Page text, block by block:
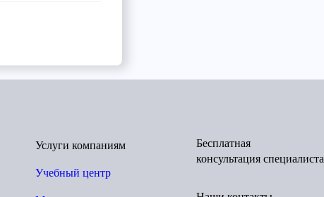
Услуги компаниям
Учебный центр
Бесплатная
консультация специалиста